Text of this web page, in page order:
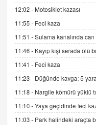
DR. EKREM
Gerçek Ne,
Cümlesinin
19.07.2025 12:45
GÖNÜL
Şifacının
04.11.2025 12:56
AV.
Kira
12:02 - Motosiklet kazası
11:55 - Feci kaza
11:51 -Sulama kanalında can
11:46 - Kayıp kişi serada ölü
11:41 - Feci kaza
11:23 - Düğünde kavga: 5
11:18 - Nargile kömürü yüklü
11:10 -Yaya geçidinde feci
11:03 - Park halindeki araçta